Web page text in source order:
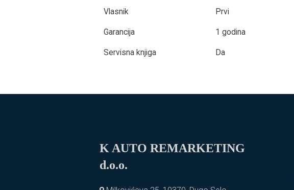
Vlasnik Prvi
Garancija 1 godina
Servisna knjiga Da
K AUTO REMARKETING
d.o.o.